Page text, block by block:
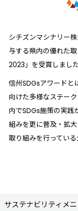
シチズンマシナリー
与する県内の優れた
2023」を受賞しました
信州SDGsアワードと
向けた多様なステー
内でSDGs施策の実践
組みを更に普及・拡
取り組みを行ってい
サステナビリティメ